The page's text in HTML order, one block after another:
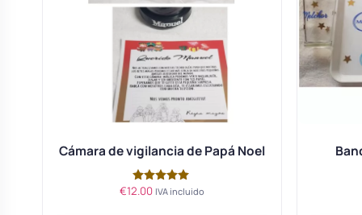
Cámara de vigilancia de Papá Noel
Valorado
€12.00 IVA incluido